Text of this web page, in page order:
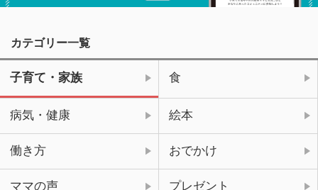
カテゴリー一覧
子育て・家族 食
病気・健康 絵本
働き方 おでかけ
ママの声 プレゼント